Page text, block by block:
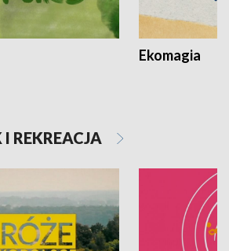
Ekomagia
REKREACJA